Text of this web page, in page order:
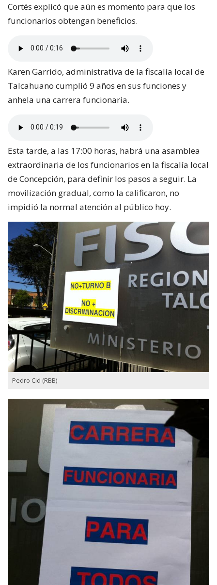
Cortés explicó que aún es momento para que los
funcionarios obtengan beneficios.
Karen Garrido, administrativa de la fiscalía local de
Talcahuano cumplió 9 años en sus funciones y
anhela una carrera funcionaria.
Esta tarde, a las 17:00 horas, habrá una asamblea
extraordinaria de los funcionarios en la fiscalía local
de Concepción, para definir los pasos a seguir. La
movilización gradual, como la calificaron, no
impidió la normal atención al público hoy.
Pedro Cid (RBB)